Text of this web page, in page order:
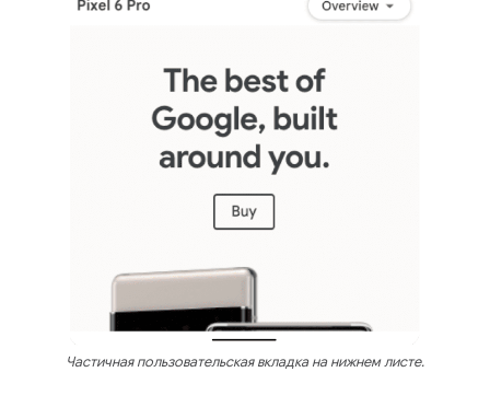
Частичная пользовательская вкладка на нижнем листе.